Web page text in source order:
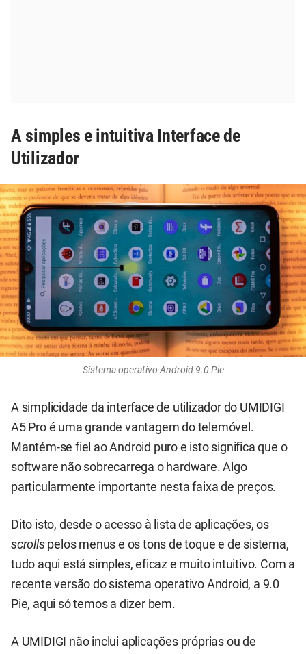
A simples e intuitiva Interface de
Utilizador
Sistema operativo Android 9.0 Pie
A simplicidade da interface de utilizador do UMIDIGI
A5 Pro é uma grande vantagem do telemóvel.
Mantém-se fiel ao Android puro e isto significa que o
software não sobrecarrega o hardware. Algo
particularmente importante nesta faixa de preços.
Dito isto, desde o acesso à lista de aplicações, os
scrollspelos menus e os tons de toque e de sistema,
tudo aqui está simples, eficaz e muito intuitivo. Com a
recente versão do sistema operativo Android, a 9.0
Pie, aqui só temos a dizer bem.
A UMIDIGI não inclui aplicações próprias ou de